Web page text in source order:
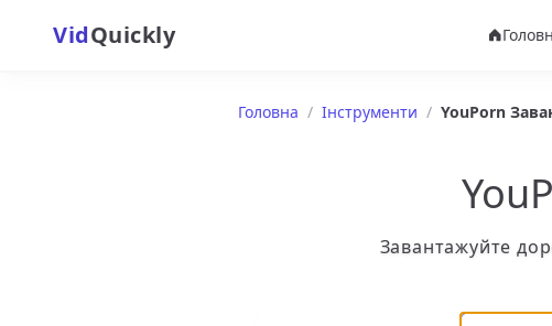
VidQuickly
Головна / Інструменти / YouPorn
Завантажуйте